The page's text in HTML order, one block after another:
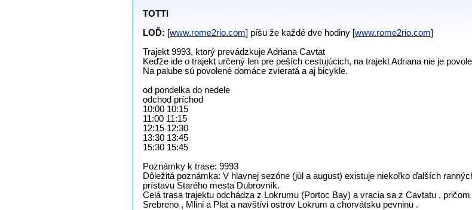
TOTTI
LOĎ: [www.rome2rio.com] píšu že každé dve hodiny [www.rome2rio.com]
Trajekt 9993, ktorý prevádzkuje Adriana Cavtat
Keďže ide o trajekt určený len pre peších cestujúcich, na trajekt Adriana nie je
Na palube sú povolené domáce zvieratá a aj bicykle.
od pondelka do nedele
odchod príchod
10:00 10:15
11:00 11:15
12:15 12:30
13:30 13:45
15:30 15:45
Poznámky k trase: 9993
Dôležitá poznámka: V hlavnej sezóne (júl a august) existuje niekoľko ďalších
prístavu Starého mesta Dubrovník.
Celá trasa trajektu odchádza z Lokrumu (Portoc Bay) a vracia sa z Cavtatu ,
Srebreno , Mlini a Plat a navštívi ostrov Lokrum a chorvátsku pevninu .